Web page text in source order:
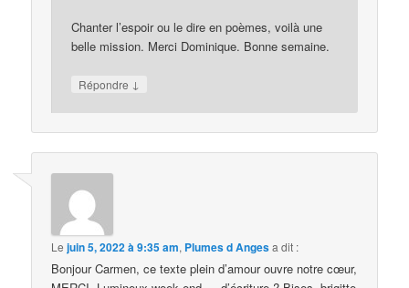
Chanter l’espoir ou le dire en poèmes, voilà une
belle mission. Merci Dominique. Bonne semaine.
Répondre ↓
Lejuin 5, 2022 à 9:35 am, Plumes d Angesa dit :
Bonjour Carmen, ce texte plein d’amour ouvre notre cœur,